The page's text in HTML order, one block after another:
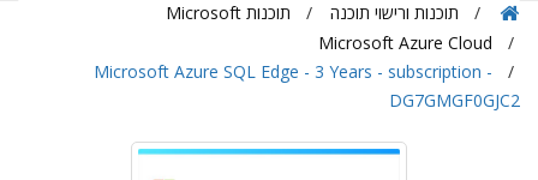
תוכנות ורישוי תוכנה
תוכנות Microsoft
Microsoft Azure Cloud
Microsoft Azure SQL Edge - 3 Years - subscription -
DG7GMGF0GJC2